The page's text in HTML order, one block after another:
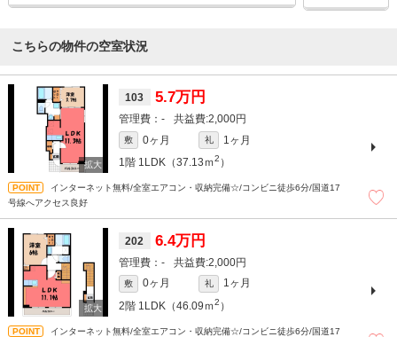
こちらの物件の空室状況
103 5.7万円
- 2,000円
敷 0ヶ月 礼
1ヶ月
1階 1LDK（37.13ｍ2 ）
インターネット無料/全室エアコン・収納完備☆/コンビニ徒歩6分/国道17
号線へアクセス良好
202 6.4万円
- 2,000円
敷 0ヶ月 礼
1ヶ月
2階 1LDK（46.09ｍ2 ）
インターネット無料/全室エアコン・収納完備☆/コンビニ徒歩6分/国道17